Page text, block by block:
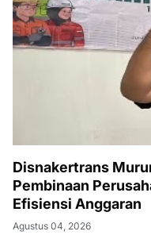
Disnakertrans
Pembinaan
Efisiensi Anggaran
Agustus 04, 2026